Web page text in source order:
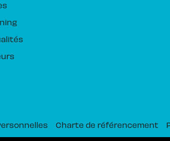
Charte de référencement